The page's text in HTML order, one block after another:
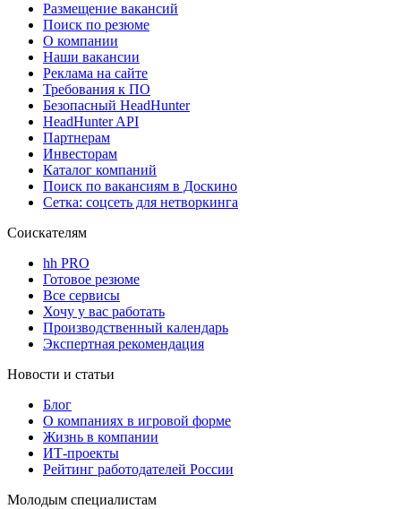
Размещение вакансий
Поиск по резюме
О компании
Наши вакансии
Реклама на сайте
Требования к ПО
Безопасный HeadHunter
HeadHunter API
Партнерам
Инвесторам
Каталог компаний
Поиск по вакансиям в Доскино
Сетка: соцсеть для нетворкинга
Соискателям
hh PRO
Готовое резюме
Все сервисы
Хочу у вас работать
Производственный календарь
Экспертная рекомендация
Новости и статьи
Блог
О компаниях в игровой форме
Жизнь в компании
ИТ-проекты
Рейтинг работодателей России
Молодым специалистам